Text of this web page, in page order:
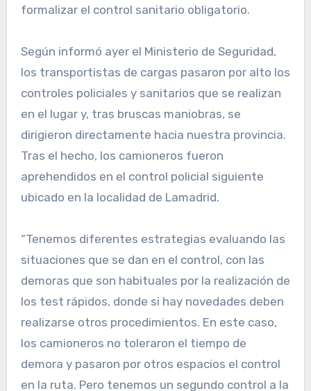
formalizar el control sanitario obligatorio.
Según informó ayer el Ministerio de Seguridad,
los transportistas de cargas pasaron por alto los
controles policiales y sanitarios que se realizan
en el lugar y, tras bruscas maniobras, se
dirigieron directamente hacia nuestra provincia.
Tras el hecho, los camioneros fueron
aprehendidos en el control policial siguiente
ubicado en la localidad de Lamadrid.
“Tenemos diferentes estrategias evaluando las
situaciones que se dan en el control, con las
demoras que son habituales por la realización de
los test rápidos, donde si hay novedades deben
realizarse otros procedimientos. En este caso,
los camioneros no toleraron el tiempo de
demora y pasaron por otros espacios el control
en la ruta. Pero tenemos un segundo control a la